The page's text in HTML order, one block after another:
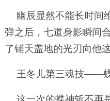
幽辰显然不能长时间
弹之后，七道身影瞬间
了铺天盖地的光刃向他
王冬儿第三魂技——蝶